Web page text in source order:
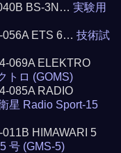
BS-3N…実験用
056A ETS 6…技術試
069A ELEKTRO
トロ (GOMS)
085A RADIO
星 Radio Sport-15
HIMAWARI 5
号 (GMS-5)